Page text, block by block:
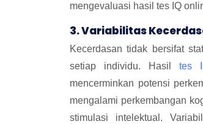
mengevaluasi hasil tes IQ
3. Variabilitas
Kecerdasan tidak bersifat
setiap individu. Hasil tes
mencerminkan potensi
mengalami perkembangan
stimulasi intelektual.